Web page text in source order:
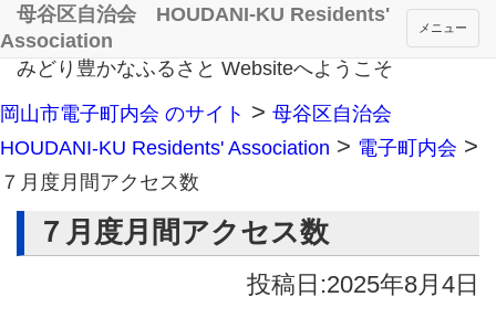
みどり豊かなふるさと Websiteへようこそ
メニュー
母谷区自治会 HOUDANI-KU Residents'
Association
岡山市電子町内会 のサイト > 母谷区自治会
HOUDANI-KU Residents' Association > 電子町内会 >
７月度月間アクセス数
７月度月間アクセス数
投稿日:2025年8月4日